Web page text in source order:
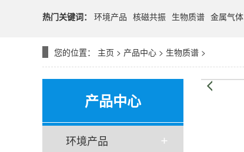
热门关键词： 环境产品 核磁共振 生物质谱 金属气体
您的位置： 主页 > 产品中心 > 生物质谱 >
产品中心
环境产品